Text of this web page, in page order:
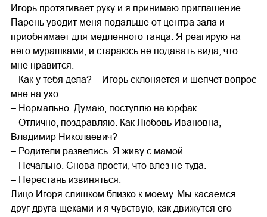
Игорь протягивает руку и я принимаю приглашение.
Парень уводит меня подальше от центра зала и
приобнимает для медленного танца. Я реагирую на
него мурашками, и стараюсь не подавать вида, что
мне нравится.
– Как у тебя дела? – Игорь склоняется и шепчет вопрос
мне на ухо.
– Нормально. Думаю, поступлю на юрфак.
– Отлично, поздравляю. Как Любовь Ивановна,
Владимир Николаевич?
– Родители развелись. Я живу с мамой.
– Печально. Снова прости, что влез не туда.
– Перестань извиняться.
Лицо Игоря слишком близко к моему. Мы касаемся
друг друга щеками и я чувствую, как движутся его